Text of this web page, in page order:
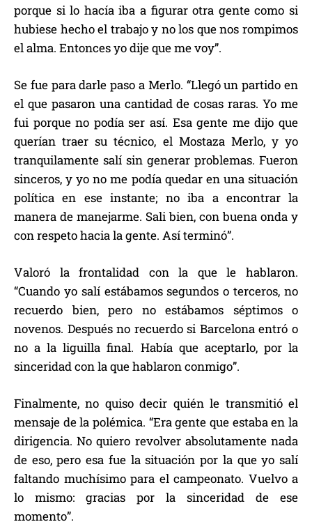
porque si lo hacía iba a figurar otra gente como si
hubiese hecho el trabajo y no los que nos rompimos
el alma. Entonces yo dije que me voy”.
Se fue para darle paso a Merlo. “Llegó un partido en
el que pasaron una cantidad de cosas raras. Yo me
fui porque no podía ser así. Esa gente me dijo que
querían traer su técnico, el Mostaza Merlo, y yo
tranquilamente salí sin generar problemas. Fueron
sinceros, y yo no me podía quedar en una situación
política en ese instante; no iba a encontrar la
manera de manejarme. Sali bien, con buena onda y
con respeto hacia la gente. Así terminó”.
Valoró la frontalidad con la que le hablaron.
“Cuando yo salí estábamos segundos o terceros, no
recuerdo bien, pero no estábamos séptimos o
novenos. Después no recuerdo si Barcelona entró o
no a la liguilla final. Había que aceptarlo, por la
sinceridad con la que hablaron conmigo”.
Finalmente, no quiso decir quién le transmitió el
mensaje de la polémica. “Era gente que estaba en la
dirigencia. No quiero revolver absolutamente nada
de eso, pero esa fue la situación por la que yo salí
faltando muchísimo para el campeonato. Vuelvo a
lo mismo: gracias por la sinceridad de ese
momento”.